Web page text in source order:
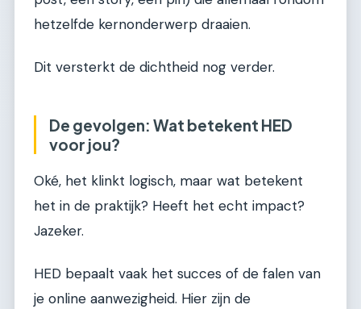
hetzelfde kernonderwerp draaien.
Dit versterkt de dichtheid nog verder.
De gevolgen: Wat betekent HED
voor jou?
Oké, het klinkt logisch, maar wat betekent
het in de praktijk? Heeft het echt impact?
Jazeker.
HED bepaalt vaak het succes of de falen van
je online aanwezigheid. Hier zijn de